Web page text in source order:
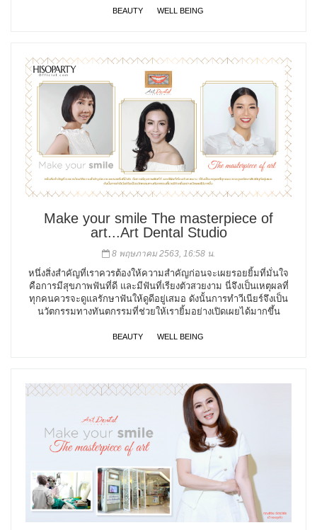
BEAUTY WELL BEING
Make your smile The masterpiece of
art...Art Dental Studio
8 พฤษภาคม 2563, 16:58 น.
หนึ่งสิ่งสำคัญที่เราควรต้องให้ความสำคัญก่อนจะเผยรอยยิ้มที่มั่นใจ
คือการมีสุขภาพฟันที่ดี และมีฟันที่เรียงตัวสวยงาม นี่จึงเป็นเหตุผลที่
ทุกคนควรจะดูแลรักษาฟันให้ดูดีอยู่เสมอ ดังนั้นการทำวีเนียร์จึงเป็น
นวัตกรรมทางทันตกรรมที่ช่วยให้เรายิ้มอย่างเปิดเผยได้มากขึ้น
BEAUTY WELL BEING